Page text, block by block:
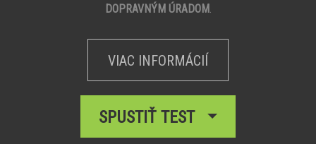
DOPRAVNÝM ÚRADOM.
VIAC INFORMÁCIÍ
SPUSTIŤ TEST